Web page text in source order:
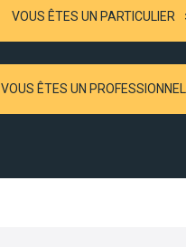
VOUS ÊTES UN PARTICULIER
VOUS ÊTES UN PROFESSIONNEL